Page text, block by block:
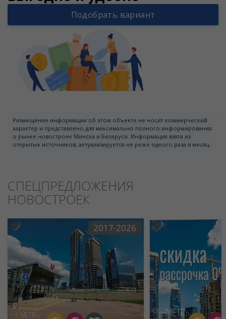
Подобрать вариант
Размещение информации об этом объекте не носит коммерческий
характер и представлено для максимально полного информирования
о рынке новостроек Минска и Беларуси. Информация взята из
открытых источников, актуализируется не реже одного раза в месяц.
СПЕЦПРЕДЛОЖЕНИЯ
НОВОСТРОЕК
2017-2026